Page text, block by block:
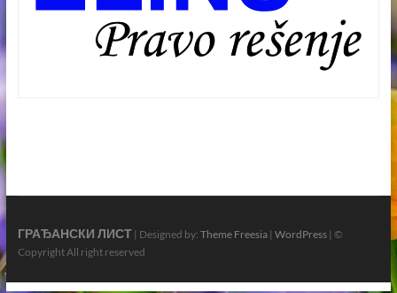
ГРАЂАНСКИ ЛИСТ| Designed by: Theme Freesia| WordPress| ©
Copyright All right reserved